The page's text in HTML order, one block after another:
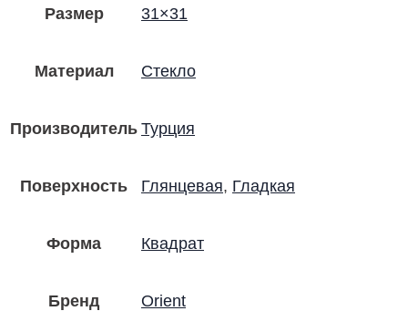
Размер 31×31
Материал Стекло
ПроизводительТурция
Поверхность Глянцевая, Гладкая
Форма Квадрат
Бренд Orient